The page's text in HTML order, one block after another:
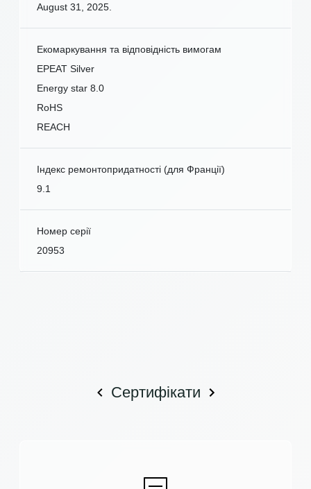
August 31, 2025.
Екомаркування та відповідність вимогам
EPEAT Silver
Energy star 8.0
RoHS
REACH
Індекс ремонтопридатності (для Франції)
9.1
Номер серії
20953
Сертифікати